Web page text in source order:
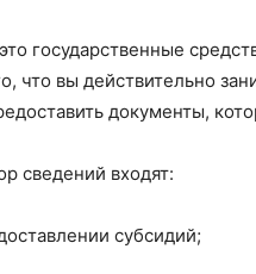
государственные
что вы действительно
документы,
сведений входят:
субсидий;